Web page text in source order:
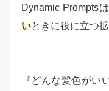
Dynamic Promptsは
いときに役に立つ
『どんな髪色がい